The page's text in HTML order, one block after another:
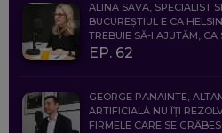
ALINA SAVA, SPECIALIST
BUCUREȘTIUL E CA
TREBUIE SĂ-I AJUTĂM,
EP. 62
GEORGE PANAINTE,
ARTIFICIALĂ NU ÎȚI
FIRMELE CARE SE